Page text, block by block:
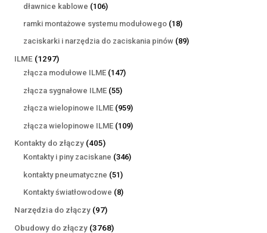
dławnice kablowe 106106
produktów
ramki montażowe systemu modułowego 1818
produktów
zaciskarki i narzędzia do zaciskania pinów 8989
ILME 12971297
produktów
złącza modułowe ILME 147147
złącza sygnałowe ILME 5555
produktów
złącza wielopinowe ILME 959959
produktów
złącza wielopinowe ILME 109109
Kontakty do złączy 405405
produktów
Kontakty i piny zaciskane 346346
kontakty pneumatyczne 5151
produktów
Kontakty światłowodowe 88
Narzędzia do złączy 9797
produktów
Obudowy do złączy 37683768